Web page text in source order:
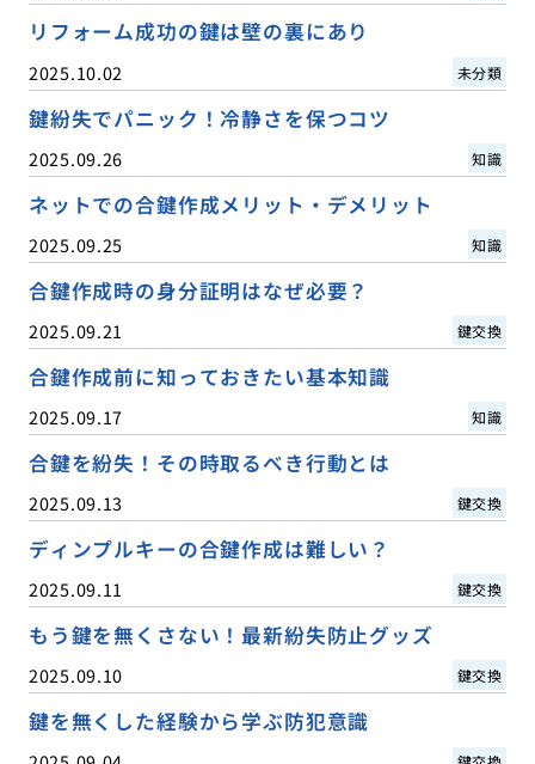
リフォーム成功の鍵は壁の裏にあり
2025.10.02 未分類
鍵紛失でパニック！冷静さを保つコツ
2025.09.26 知識
ネットでの合鍵作成メリット・デメリット
2025.09.25 知識
合鍵作成時の身分証明はなぜ必要？
2025.09.21 鍵交換
合鍵作成前に知っておきたい基本知識
2025.09.17 知識
合鍵を紛失！その時取るべき行動とは
2025.09.13 鍵交換
ディンプルキーの合鍵作成は難しい？
2025.09.11 鍵交換
もう鍵を無くさない！最新紛失防止グッズ
2025.09.10 鍵交換
鍵を無くした経験から学ぶ防犯意識